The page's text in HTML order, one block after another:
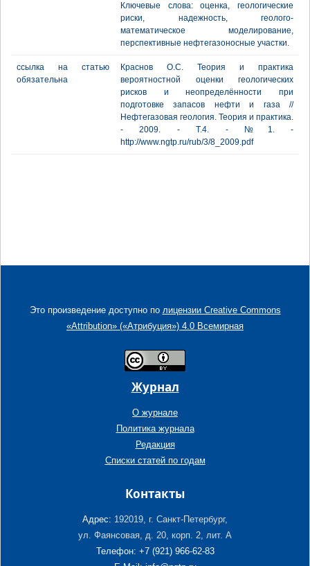
Ключевые слова: оценка, геологические
риски, надежность, геолого-
математическое моделирование,
перспективные нефтегазоносные участки.
ссылка на статью
обязательна
Краснов О.С. Теория и практика
вероятностной оценки геологических
рисков и неопределённости при
подготовке запасов нефти и газа //
Нефтегазовая геология. Теория и практика.
- 2009. - Т.4. - №1. -
http://www.ngtp.ru/rub/3/8_2009.pdf
Это произведение доступно по лицензии Creative Commons
«Attribution» («Атрибуция») 4.0 Всемирная
Журнал
О журнале
Политика журнала
Редакция
Списки статей по годам
Контакты
Адрес: 192019, г. Санкт-Петербург,
ул. Фаянсовая, д. 20, корп. 2, лит. А
Телефон: +7 (921) 966-62-83